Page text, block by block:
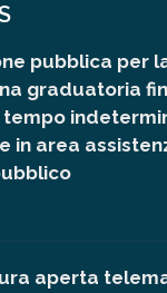
pubblica per
graduatoria
tempo
in area
aperta